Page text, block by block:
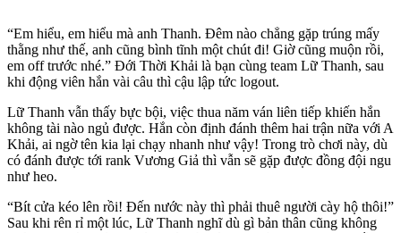
“Em hiểu, em hiểu mà anh Thanh. Đêm nào chẳng gặp trúng mấy
thằng như thế, anh cũng bình tĩnh một chút đi! Giờ cũng muộn rồi,
em off trước nhé.” Đới Thời Khải là bạn cùng team Lữ Thanh, sau
khi động viên hắn vài câu thì cậu lập tức logout.
Lữ Thanh vẫn thấy bực bội, việc thua năm ván liên tiếp khiến hắn
không tài nào ngủ được. Hắn còn định đánh thêm hai trận nữa với A
Khải, ai ngờ tên kia lại chạy nhanh như vậy! Trong trò chơi này, dù
có đánh được tới rank Vương Giả thì vẫn sẽ gặp được đồng đội ngu
như heo.
“Bít cửa kéo lên rồi! Đến nước này thì phải thuê người cày hộ thôi!”
Sau khi rên rỉ một lúc, Lữ Thanh nghĩ dù gì bản thân cũng không